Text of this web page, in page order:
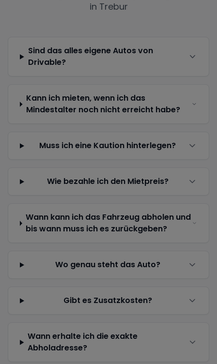
in Trebur
Sind das alles eigene Autos von
Drivable?
Kann ich mieten, wenn ich das
Mindestalter noch nicht erreicht habe?
Muss ich eine Kaution hinterlegen?
Wie bezahle ich den Mietpreis?
Wann kann ich das Fahrzeug abholen und
bis wann muss ich es zurückgeben?
Wo genau steht das Auto?
Gibt es Zusatzkosten?
Wann erhalte ich die exakte
Abholadresse?